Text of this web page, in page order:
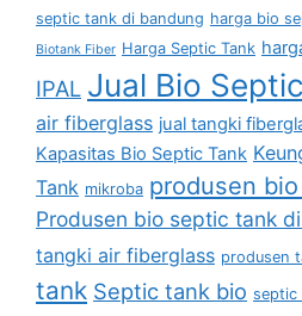
septic tank di bandung harga bio
Biotank Fiber Harga Septic Tank
IPAL Jual Bio
air fiberglass jual tangki
Kapasitas Bio Septic Tank
Tank mikroba produsen
Produsen bio septic tank
tangki air fiberglass produsen
tank Septic tank bio septic